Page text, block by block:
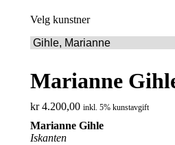
Velg kunstner
Marianne
kr4.200,00 inkl. 5% kunstavgift
Marianne Gihle
Iskanten